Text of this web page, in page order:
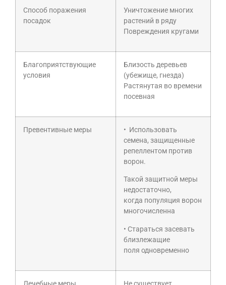
Способ поражения
посадок
Уничтожение многих
растений в ряду
Повреждения кругами
Благоприятствующие
условия
Близость деревьев
(убежище, гнезда)
Растянутая во времени
посевная
Превентивные меры
• Использовать
семена, защищенные
репеллентом против
ворон.
Такой защитной меры
недостаточно,
когда популяция ворон
многочисленна
• Стараться засевать
близлежащие
поля одновременно